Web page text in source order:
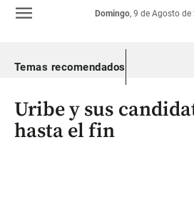
Colombia
Domingo, 9 de Agosto de
menu
Temas recomendados
Uribe y sus
hasta el fin